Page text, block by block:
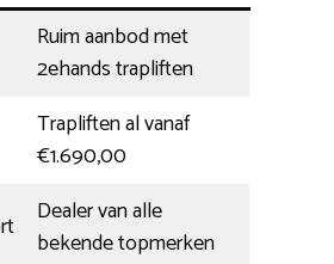
Ruim aanbod met
2ehands trapliften
Trapliften al vanaf
€1.690,00
Dealer van alle
bekende topmerken